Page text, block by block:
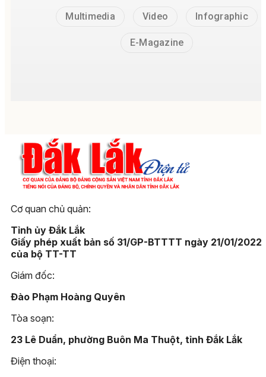
Multimedia Video Infographic
E-Magazine
Cơ quan chủ quản:
Tỉnh ủy Đắk Lắk
Giấy phép xuất bản số 31/GP-BTTTT ngày 21/01/2022
của bộ TT-TT
Giám đốc:
Đào Phạm Hoàng Quyên
Tòa soạn:
23 Lê Duẩn, phường Buôn Ma Thuột, tỉnh Đắk Lắk
Điện thoại: